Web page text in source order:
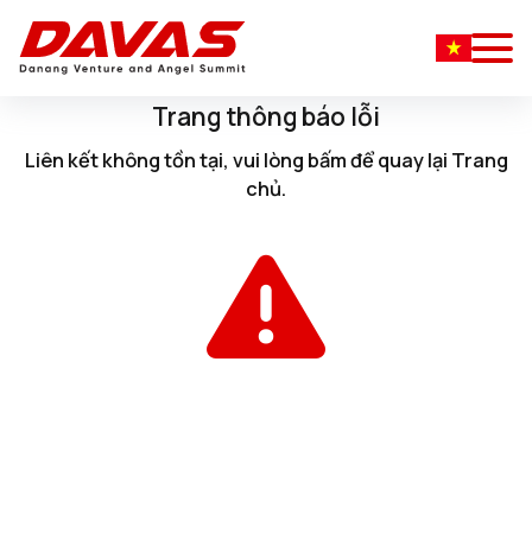
Trang thông báo lỗi
Liên kết không tồn tại, vui lòng bấmđể quay lại Trang
chủ.